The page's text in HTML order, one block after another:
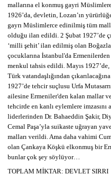
mallarına el konmuş gayri
1926’da, devletin, Lozan’ın
gayrı Müslimlerce edinilmiş tüm
olduğu ilan edildi. 2 Şubat 1927’de
‘milli şehit’ ilan edilmiş olan
çocuklarına İstanbul'da
menkul tahsis edildi. Mayıs 1927’de,
Türk vatandaşlığından
1927’de tehcir suçlusu Urfa
ailesine Ermeniler'den kalan mallar
tehcirde en kanlı eylemlere imzasını
liderlerinden Dr. Bahaeddin Şakir,
Cemal Paşa’yla suikaste uğrayan
malları verildi. Ama daha vahimi
olan Çankaya Köşkü elkonmuş bir
bunlar çok şey söylüyor…
TOPLAM MİKTAR: DEVLET SIRRI